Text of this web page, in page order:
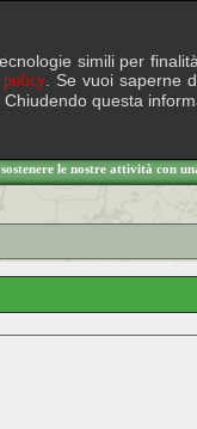
le nostre attività con
simili per
policy . Se vuoi saperne
questa